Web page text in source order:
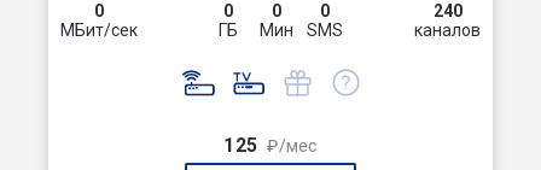
0
МБит/сек
0
ГБ
0
Мин
0
SMS
240
каналов
125 ₽/мес